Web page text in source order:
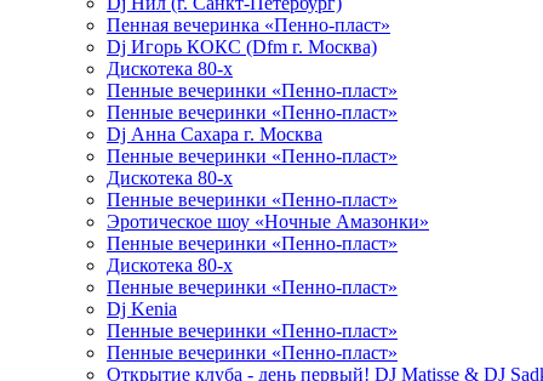
Пенная вечеринка «Пенно-пласт»
Dj Игорь КОКС (Dfm г. Москва)
Дискотека 80-х
Пенные вечеринки «Пенно-пласт»
Пенные вечеринки «Пенно-пласт»
Dj Анна Сахара г. Москва
Пенные вечеринки «Пенно-пласт»
Дискотека 80-х
Пенные вечеринки «Пенно-пласт»
Эротическое шоу «Ночные Амазонки»
Пенные вечеринки «Пенно-пласт»
Дискотека 80-х
Пенные вечеринки «Пенно-пласт»
Dj Kenia
Пенные вечеринки «Пенно-пласт»
Пенные вечеринки «Пенно-пласт»
Открытие клуба - день первый! DJ Matisse & DJ